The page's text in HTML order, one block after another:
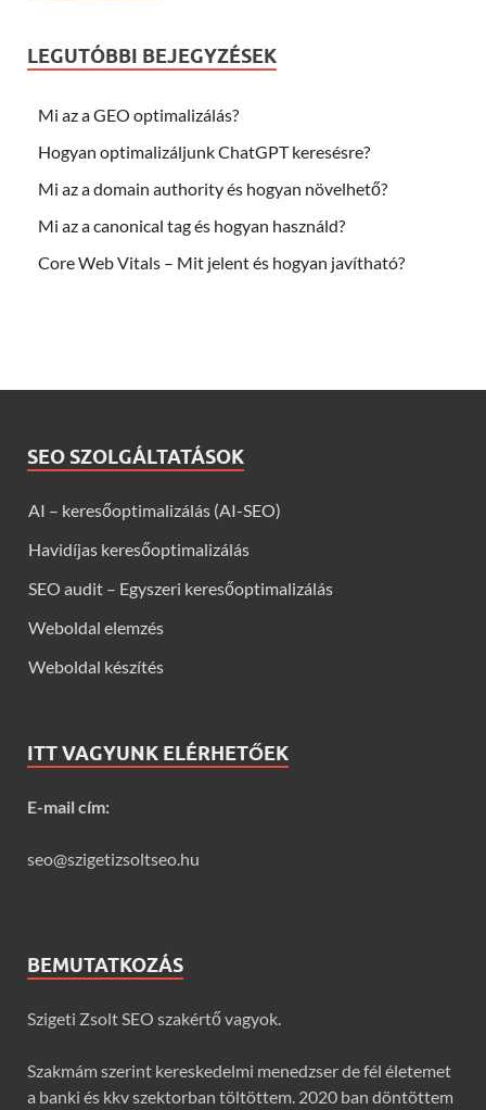
LEGUTÓBBI BEJEGYZÉSEK
Mi az a GEO optimalizálás?
Hogyan optimalizáljunk ChatGPT keresésre?
Mi az a domain authority és hogyan növelhető?
Mi az a canonical tag és hogyan használd?
Core Web Vitals – Mit jelent és hogyan javítható?
SEO SZOLGÁLTATÁSOK
AI – keresőoptimalizálás (AI-SEO)
Havidíjas keresőoptimalizálás
SEO audit – Egyszeri keresőoptimalizálás
Weboldal elemzés
Weboldal készítés
ITT VAGYUNK ELÉRHETŐEK
E-mail cím:
seo@szigetizsoltseo.hu
BEMUTATKOZÁS
Szigeti Zsolt SEO szakértő vagyok.
Szakmám szerint kereskedelmi menedzser de fél életemet
a banki és kkv szektorban töltöttem. 2020 ban döntöttem